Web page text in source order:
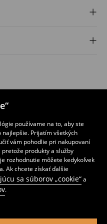
používame na to, aby ste
Prijatím všetkých
vám pohodlie pri nakupovaní
produkty a služby
rozhodnutie môžete kedykoľvek
Ak chcete získať ďalšie
sa súborov „cookie“a
.
Ak preferuješ farebnú
dámskych riflí, je aj značná
ak nasadíš správny výraz
vyprania a oderom.
navyše bohatou!
deravé rifle mali zamaskovať
získané vykorisťovaním.
režimu na módnu vlnu,
dámske rifle, ale aj ostatné
fenomén, za symbol